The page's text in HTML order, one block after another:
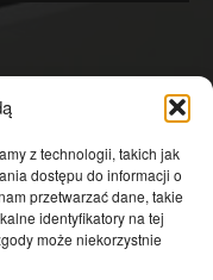
z technologii, takich jak
dostępu do informacji o
przetwarzać dane, takie
identyfikatory na tej
może niekorzystnie
4601
4363
3639